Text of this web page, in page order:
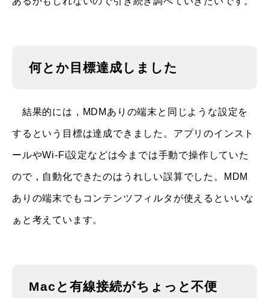
何とか目標達成しました
結果的には，MDMありの端末と同じような設定を
するという目標は達成できました。アプリのインスト
ールやWi-Fi設定などは今までは手動で操作していた
ので，自動化できたのはうれしい誤算でした。MDM
ありの端末でもコンテンツフィルタが使えるといいな
ぁと考えています。
Macと有線接続がちょっと不便